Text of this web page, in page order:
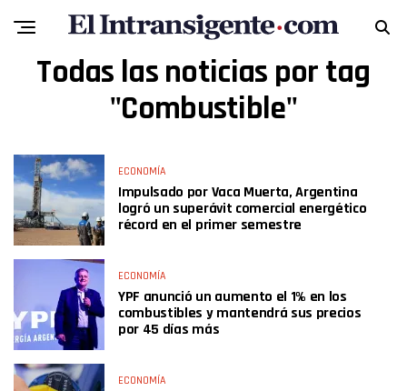
Todas las noticias por tag
"Combustible"
ECONOMÍA
Impulsado por Vaca Muerta, Argentina
logró un superávit comercial energético
récord en el primer semestre
ECONOMÍA
YPF anunció un aumento el 1% en los
combustibles y mantendrá sus precios
por 45 días más
ECONOMÍA